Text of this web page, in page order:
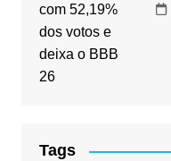
Tags